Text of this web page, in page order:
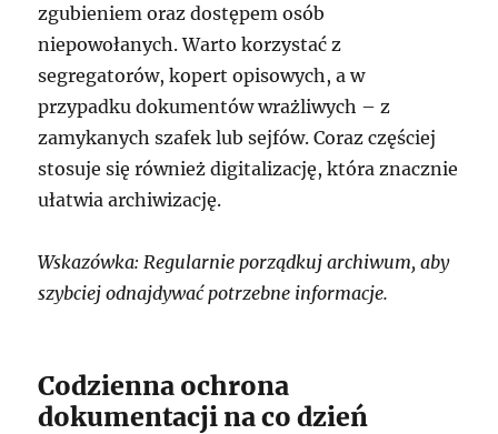
zgubieniem oraz dostępem osób
niepowołanych. Warto korzystać z
segregatorów, kopert opisowych, a w
przypadku dokumentów wrażliwych – z
zamykanych szafek lub sejfów. Coraz częściej
stosuje się również digitalizację, która znacznie
ułatwia archiwizację.
Wskazówka: Regularnie porządkuj archiwum, aby
szybciej odnajdywać potrzebne informacje.
Codzienna ochrona
dokumentacji na co dzień